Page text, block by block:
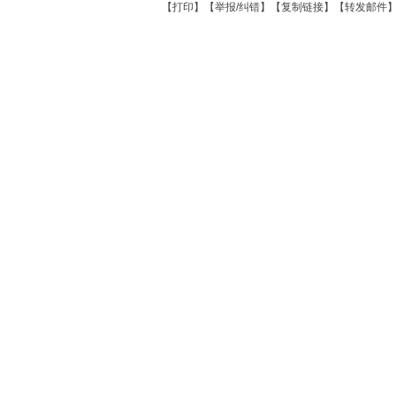
【打印 】【举报/纠错】【复制链接】【转发邮件